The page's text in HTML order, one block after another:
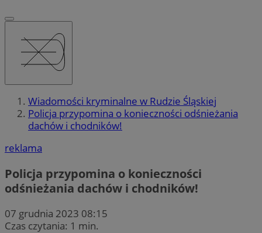
Wiadomości kryminalne w Rudzie Śląskiej
Policja przypomina o konieczności odśnieżania
dachów i chodników!
reklama
Policja przypomina o konieczności
odśnieżania dachów i chodników!
07 grudnia 2023 08:15
Czas czytania: 1 min.